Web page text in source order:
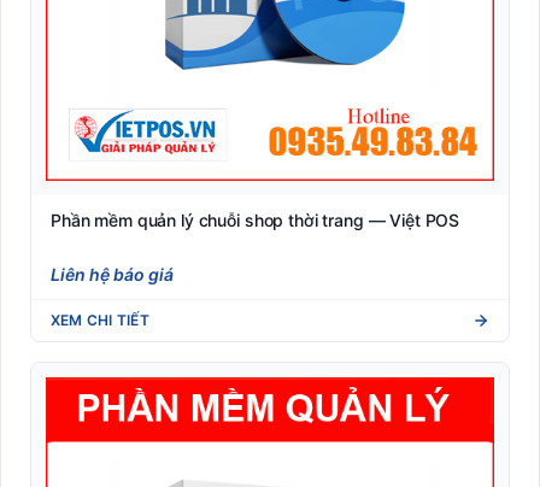
Phần mềm quản lý chuỗi shop thời trang — Việt POS
Liên hệ báo giá
XEM CHI TIẾT